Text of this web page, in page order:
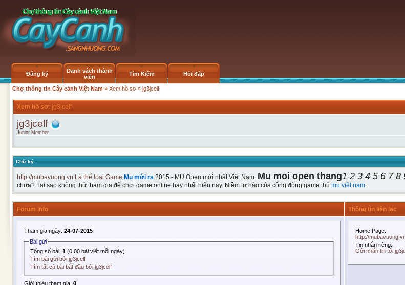
Đăng ký
Danh sách thành
viên
Tìm Kiếm Hỏi đáp
Chợ thông tin Cây cảnh Việt Nam » Xem hồ sơ » jg3jcelf
Xem hồ sơ: jg3jcelf
jg3jcelf
Junior Member
Chữ ký
http://mubavuong.vn Là thể loại Game Mu mới ra 2015 - MU Open mới nhất Việt Nam. Mu moi open thang1 2 3 4 5 6 7 8
chưa? Tại sao không thử tham gia để chơi game online hay nhất hiện nay. Niềm tự hào của cộng đồng game thủ mu việt nam.
Forum Info Thông tin liên lạc
Tham gia ngày: 24-07-2015
Bài gửi
Tổng số bài:1 (0,00 bài viết mỗi ngày)
Tìm bài gửi bởi jg3jcelf
Tìm tất cả bài bắt đầu bởi jg3jcelf
Giới thiệu tham gia: 0
Home Page:
http://
Tin nhắn riêng:
Gởi nhắn tin tới